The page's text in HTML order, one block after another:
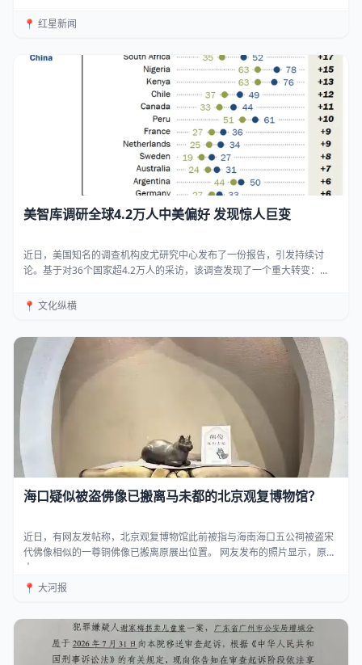
📍 红星新闻
美智库调研全球4.2万人中美偏好 发现惊人巨变
近日，美国知名的调查机构皮尤研究中心发布了一份报告，引发持续讨
论。基于对36个国家超4.2万人的采访，该调查发现了一个重大转变：...
📍 文化纵横
海口疑似被盗佛像已搬离马未都的北京观复博物馆？
近日，有网友发帖称，北京观复博物馆此前被指与海南海口五公祠被盗宋
代佛像相似的一尊铜佛像已搬离原展出位置。 网友发布的照片显示，原
本...
📍 大河报